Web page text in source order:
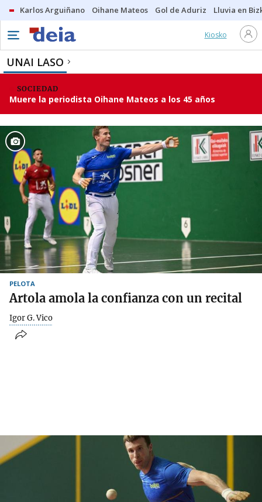
Karlos Arguiñano Oihane Mateos Gol de Aduriz Lluvia en
Kiosko
UNAI LASO
SOCIEDAD
Muere la periodista Oihane Mateos a los 45 años
PELOTA
Artola amola la confianza con un recital
Igor G. Vico